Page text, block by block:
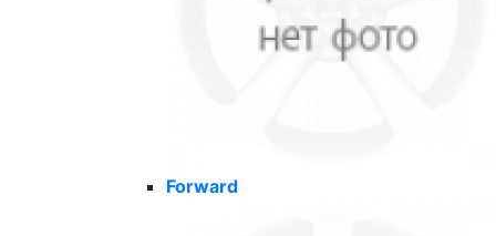
Forward